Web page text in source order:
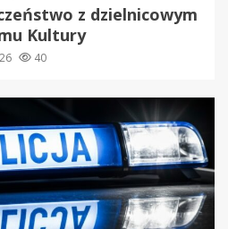
z dzielnicowym
Kultury
40